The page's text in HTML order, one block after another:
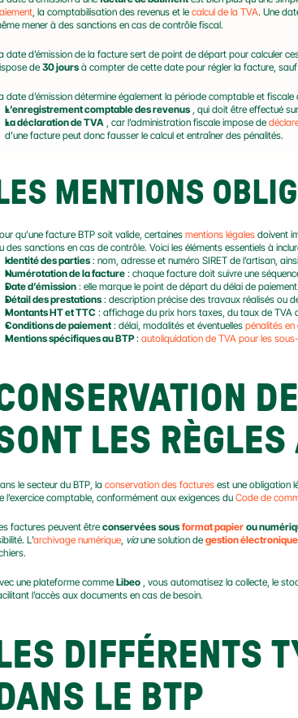
, la comptabilisation des revenus et le calcul de la TVA. Une
mener à des sanctions en cas de contrôle fiscal.
date d’émission de la facture sert de point de départ pour calculer
de 30 jours à compter de cette date pour régler la facture,
date d’émission détermine également la période comptable et
L’enregistrement comptable des revenus , qui doit être effectué
La déclaration de TVA , car l’administration fiscale impose de
d’une facture peut donc fausser le calcul et entraîner des pénalités.
LES MENTIONS
qu’une facture BTP soit valide, certaines mentions légales doivent
des sanctions en cas de contrôle. Voici les éléments essentiels à
Identité des parties : nom, adresse et numéro SIRET de l’artisan,
Numérotation de la facture : chaque facture doit suivre une
Date d’émission : elle marque le point de départ du délai de paiement.
Détail des prestations : description précise des travaux réalisés ou
Montants HT et TTC : affichage du prix hors taxes, du taux de TVA
Conditions de paiement : délai, modalités et éventuelles pénalités
Mentions spécifiques au BTP : autoliquidation de TVA pour les
LES
le secteur du BTP, la conservation des factures est une obligation
l’exercice comptable, conformément aux exigences du Code de
factures peuvent être conservées sous format papier ou
L’archivage numérique, via une solution de gestion
une plateforme comme Libeo , vous automatisez la collecte, le
l’accès aux documents en cas de besoin.
LES DIFFÉRENTS
DANS LE BTP